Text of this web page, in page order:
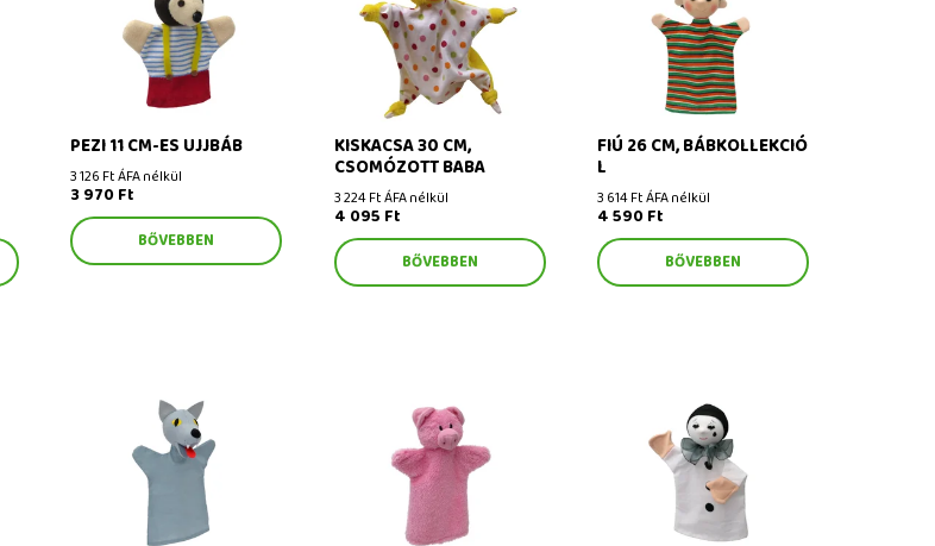
PEZI 11 CM-ES UJJBÁB
3 126 Ft ÁFA nélkül
3 970 Ft
BŐVEBBEN
baba
KISKACSA 30 CM,
CSOMÓZOTT BABA
3 224 Ft ÁFA nélkül
4 095 Ft
BŐVEBBEN
FIÚ 26 CM, BÁBKOLLEKCIÓ
L
3 614 Ft ÁFA nélkül
4 590 Ft
BŐVEBBEN
Farkas 28 cm, bábkollekció L Malacka 27 cm, báb Pierrot 25 cm, báb